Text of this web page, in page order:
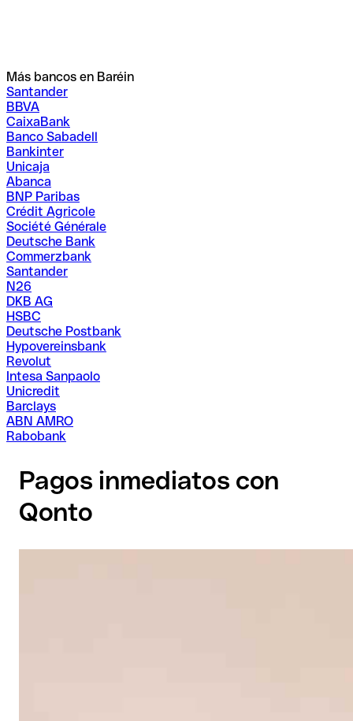
Más bancos en Baréin
Santander
BBVA
CaixaBank
Banco Sabadell
Bankinter
Unicaja
Abanca
BNP Paribas
Crédit Agricole
Société Générale
Deutsche Bank
Commerzbank
Santander
N26
DKB AG
HSBC
Deutsche Postbank
Hypovereinsbank
Revolut
Intesa Sanpaolo
Unicredit
Barclays
ABN AMRO
Rabobank
Pagos inmediatos con
Qonto